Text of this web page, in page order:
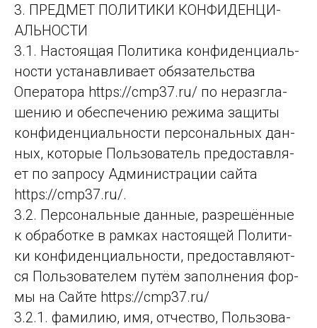
3. ПРЕДМЕТ ПО­ЛИ­ТИ­КИ КОН­ФИ­ДЕН­ЦИ­
АЛЬ­НОС­ТИ
3.1. Насто­ящая По­ли­ти­ка кон­фи­ден­ци­аль­
нос­ти ус­та­нав­ли­ва­ет обя­за­тель­ства
Оператора https://cmp37.ru/ по не­раз­гла­
ше­нию и обес­пе­че­нию ре­жи­ма за­щи­ты
кон­фи­ден­ци­аль­нос­ти пер­со­наль­ных дан­
ных, ко­то­рые Поль­зо­ва­тель пре­дос­тав­ля­
ет по зап­ро­су Ад­ми­нис­тра­ции сай­та
https://cmp37.ru/.
3.2. Персо­наль­ные дан­ные, раз­ре­шён­ные
к об­ра­бот­ке в рам­ках нас­то­ящей По­ли­ти­
ки кон­фи­ден­ци­аль­нос­ти, пре­дос­тав­ля­ют­
ся Поль­зо­ва­те­лем пу­тём за­пол­не­ния фор­
мы на Сай­те https://cmp37.ru/
3.2.1. фами­лию, имя, от­чес­тво, Поль­зо­ва­